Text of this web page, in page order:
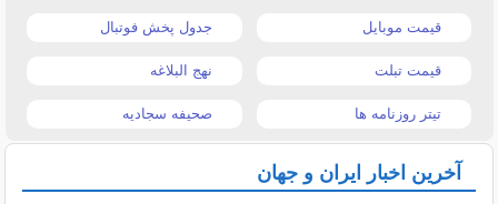
قیمت موبایل جدول پخش فوتبال
قیمت تبلت نهج البلاغه
تیتر روزنامه ها صحیفه سجادیه
آخرین اخبار ایران و جهان